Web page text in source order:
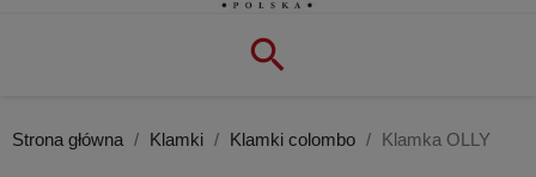

Strona główna Klamki Klamki colombo Klamka OLLY